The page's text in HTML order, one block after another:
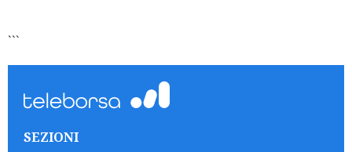
```
SEZIONI